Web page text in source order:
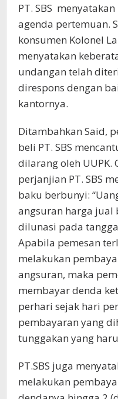
PT. SBS
agenda pertemuan.
konsumen Kolonel
menyatakan
undangan telah
direspons dengan
kantornya.
Ditambahkan Said,
beli PT. SBS
dilarang oleh UUPK.
perjanjian PT. SBS
baku berbunyi:
angsuran harga jual
dilunasi pada
Apabila pemesan
melakukan
angsuran, maka
membayar denda
perhari sejak hari
pembayaran yang
tunggakan yang
PT.SBS juga
melakukan